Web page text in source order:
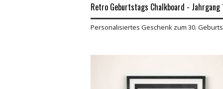
Retro Geburtstags Chalkboard - Jahrgang
Personalisiertes Geschenk zum 30.